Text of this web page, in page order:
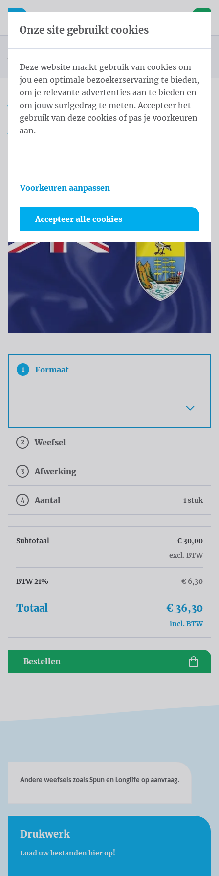
Inhoud overslaan
Taalkeuze overslaan
Open mobiele navigatie
U bevindt zich hier:
Landenvlaggen Afrika
Vlag Saint Helena, Ascension en Tristan da Cunha
Vlag Saint Helena,
Ascension en Tristan da
1 Formaat
2 Weefsel
3 Afwerking
4 Aantal 1 stuk
Subtotaal
€ 30,00
excl. BTW
BTW 21% € 6,30
Totaal € 36,30
incl. BTW
Bestellen
Andere weefsels zoals Spun en Longlife op aanvraag.
Drukwerk
Load uw bestanden hier op!
Onze site gebruikt cookies
Deze website maakt gebruik van cookies om
jou een optimale bezoekerservaring te bieden,
om je relevante advertenties aan te bieden en
om jouw surfgedrag te meten. Accepteer het
gebruik van deze cookies of pas je voorkeuren
aan.
Voorkeuren aanpassen
Accepteer alle cookies